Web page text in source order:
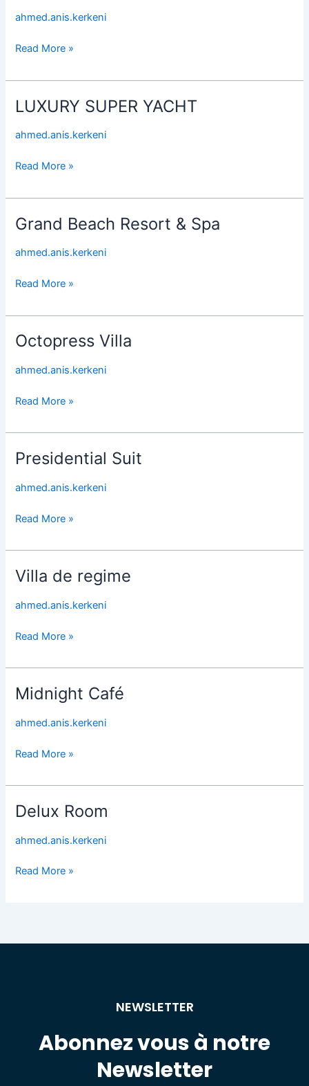
ahmed.anis.kerkeni
Read More »
LUXURY SUPER YACHT
ahmed.anis.kerkeni
LUXURY
YACHT
Read More »
Grand Beach Resort & Spa
ahmed.anis.kerkeni
Grand
Resort
Spa
Read More »
Octopress Villa
ahmed.anis.kerkeni
Octopress
Read More »
Presidential Suit
ahmed.anis.kerkeni
Presidential
Read More »
Villa de regime
ahmed.anis.kerkeni
Villa
regime
Read More »
Midnight Café
ahmed.anis.kerkeni
Midnight
Read More »
Delux Room
ahmed.anis.kerkeni
Delux
Read More »
NEWSLETTER
Abonnez vous à notre
Newsletter